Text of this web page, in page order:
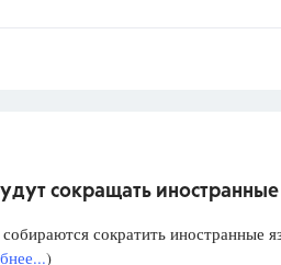
сокращать
собираются сократить иностранные
)